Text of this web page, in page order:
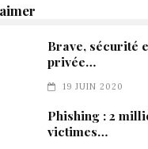
Brave, sécurité
privée…
19 JUIN 2020
Phishing : 2
victimes…